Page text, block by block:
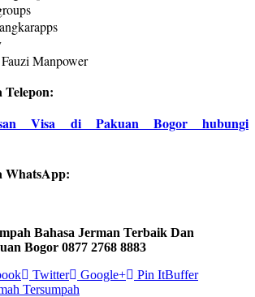
Manpower
WhatsApp:
Bahasa Jerman Terbaik Dan
Bogor 0877 2768 8883
Twitter Google+ Pin ItBuffer
Tersumpah